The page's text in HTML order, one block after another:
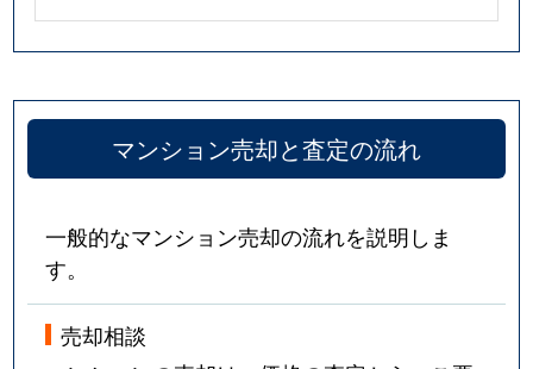
マンション売却と査定の流れ
一般的なマンション売却の流れを説明しま
す。
売却相談